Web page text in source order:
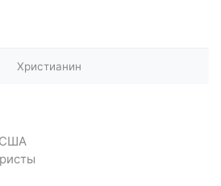
Христианин
США